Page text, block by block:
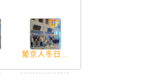
葡京人冬日...